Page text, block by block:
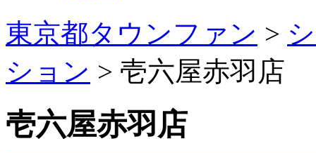
東京都タウンファン >
ション > 壱六屋赤羽店
壱六屋赤羽店